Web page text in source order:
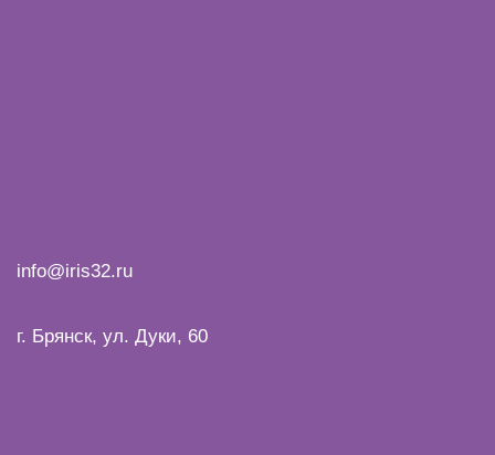
info@iris32.ru
г. Брянск, ул. Дуки, 60